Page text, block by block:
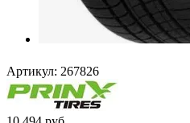
Артикул: 267826